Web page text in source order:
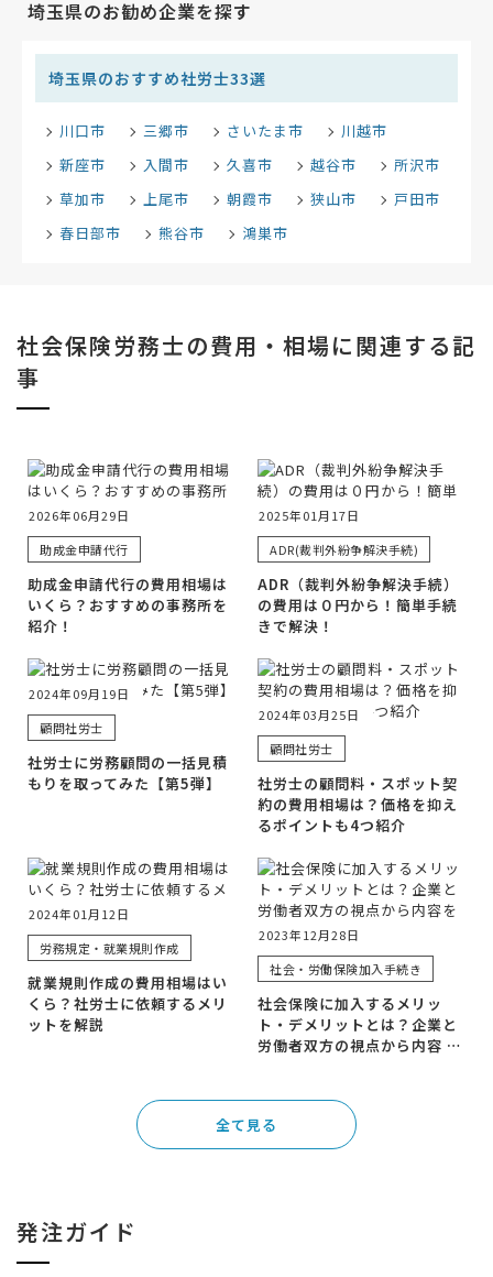
埼玉県のお勧め企業を探す
埼玉県のおすすめ社労士33選
川口市 三郷市 さいたま市
川越市
新座市
入間市 久喜市 越谷市
所沢市
草加市
上尾市 朝霞市 狭山市
戸田市
春日部市
熊谷市 鴻巣市
社会保険労務士の費用・相場に関連する記
事
2026年06月29日
助成金申請代行
助成金申請代行の費用相場は
いくら？おすすめの事務所を
紹介！
2025年01月17日
ADR(裁判外紛争解決手続)
ADR（裁判外紛争解決手続）
の費用は０円から！簡単手続
きで解決！
2024年09月19日
顧問社労士
社労士に労務顧問の一括見積
もりを取ってみた【第5弾】
2024年03月25日
顧問社労士
社労士の顧問料・スポット契
約の費用相場は？価格を抑え
るポイントも4つ紹介
2024年01月12日
労務規定・就業規則作成
就業規則作成の費用相場はい
くら？社労士に依頼するメリ
ットを解説
2023年12月28日
社会・労働保険加入手続き
社会保険に加入するメリッ
ト・デメリットとは？企業と
労働者双方の視点から内容 …
全て見る
発注ガイド